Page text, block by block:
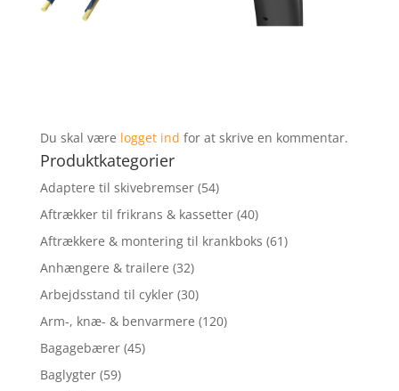
Du skal være logget ind for at skrive en kommentar.
Produktkategorier
Adaptere til skivebremser (54)
Aftrækker til frikrans & kassetter (40)
Aftrækkere & montering til krankboks (61)
Anhængere & trailere (32)
Arbejdsstand til cykler (30)
Arm-, knæ- & benvarmere (120)
Bagagebærer (45)
Baglygter (59)